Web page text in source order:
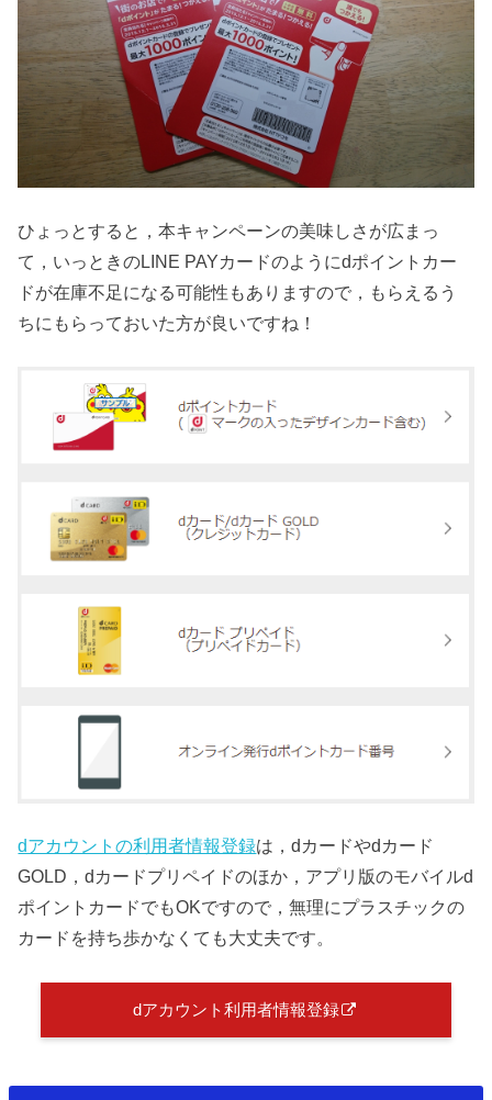
ひょっとすると，本キャンペーンの美味しさが広まっ
て，いっときのLINE PAYカードのようにdポイントカー
ドが在庫不足になる可能性もありますので，もらえるう
ちにもらっておいた方が良いですね！
dアカウントの利用者情報登録は，dカードやdカード
GOLD，dカードプリペイドのほか，アプリ版のモバイルd
ポイントカードでもOKですので，無理にプラスチックの
カードを持ち歩かなくても大丈夫です。
dアカウント利用者情報登録